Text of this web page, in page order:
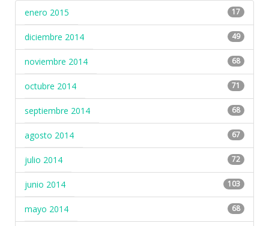
enero 2015
17
diciembre 2014 49
noviembre 2014 68
octubre 2014 71
septiembre 2014 68
agosto 2014 67
julio 2014 72
junio 2014 103
mayo 2014 68